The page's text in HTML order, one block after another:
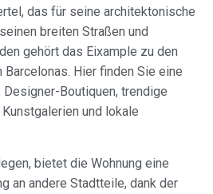
das für seine architektonische
breiten Straßen und
gehört das Eixample zu den
Hier finden Sie eine
Boutiquen, trendige
und lokale
bietet die Wohnung eine
an andere Stadtteile, dank der
Immer aktiv